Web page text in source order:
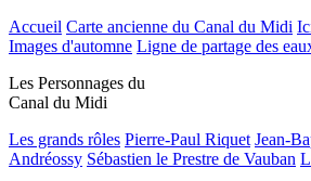
Accueil Carte ancienne du Canal du Midi
Images d'automne Ligne de partage des
Les Personnages du
Canal du Midi
Les grands rôles Pierre-Paul Riquet Jean-
Andréossy Sébastien le Prestre de Vauban